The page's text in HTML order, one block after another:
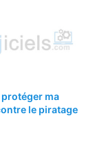
ma
le piratage